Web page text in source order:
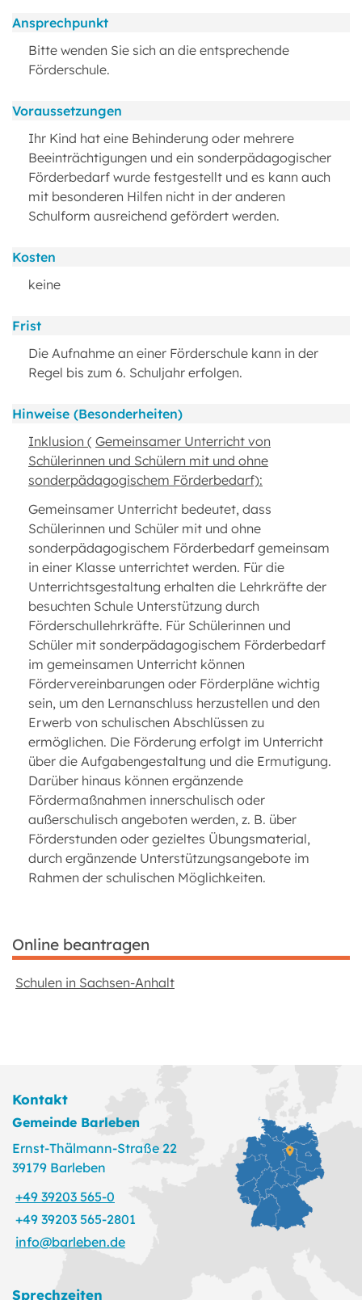
Ansprechpunkt
Bitte wenden Sie sich an die entsprechende
Förderschule.
Voraussetzungen
Ihr Kind hat eine Behinderung oder mehrere
Beeinträchtigungen und ein sonderpädagogischer
Förderbedarf wurde festgestellt und es kann auch
mit besonderen Hilfen nicht in der anderen
Schulform ausreichend gefördert werden.
Kosten
keine
Frist
Die Aufnahme an einer Förderschule kann in der
Regel bis zum 6. Schuljahr erfolgen.
Hinweise (Besonderheiten)
Inklusion ( Gemeinsamer Unterricht von
Schülerinnen und Schülern mit und ohne
sonderpädagogischem Förderbedarf):
Gemeinsamer Unterricht bedeutet, dass
Schülerinnen und Schüler mit und ohne
sonderpädagogischem Förderbedarf gemeinsam
in einer Klasse unterrichtet werden. Für die
Unterrichtsgestaltung erhalten die Lehrkräfte der
besuchten Schule Unterstützung durch
Förderschullehrkräfte. Für Schülerinnen und
Schüler mit sonderpädagogischem Förderbedarf
im gemeinsamen Unterricht können
Fördervereinbarungen oder Förderpläne wichtig
sein, um den Lernanschluss herzustellen und den
Erwerb von schulischen Abschlüssen zu
ermöglichen. Die Förderung erfolgt im Unterricht
über die Aufgabengestaltung und die Ermutigung.
Darüber hinaus können ergänzende
Fördermaßnahmen innerschulisch oder
außerschulisch angeboten werden, z. B. über
Förderstunden oder gezieltes Übungsmaterial,
durch ergänzende Unterstützungsangebote im
Rahmen der schulischen Möglichkeiten.
Online beantragen
Schulen in Sachsen-Anhalt
Kontakt
Gemeinde Barleben
Ernst-Thälmann-Straße 22
39179 Barleben
+49 39203 565-0
+49 39203 565-2801
info@barleben.de
Sprechzeiten